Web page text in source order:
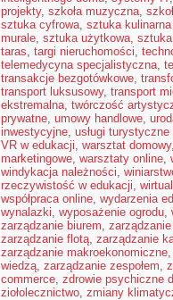
projekty, szkoła muzyczna,
sztuka cyfrowa, sztuka
murale, sztuka użytkowa,
taras, targi nieruchomości,
telemedycyna specjalistyczna,
transakcje bezgotówkowe,
transport luksusowy, transport
ekstremalna, twórczość
prywatne, umowy handlowe,
inwestycyjne, usługi turystyczne
VR w edukacji, warsztat domowy,
marketingowe, warsztaty online,
windykacja należności,
rzeczywistość w edukacji,
współpraca online, wydarzenia
wynalazki, wyposażenie ogrodu,
zarządzanie biurem,
zarządzanie flotą, zarządzanie
zarządzanie makroekonomiczne,
wiedzą, zarządzanie zespołem,
commerce, zdrowie psychiczne
ziołolecznictwo, zmiany